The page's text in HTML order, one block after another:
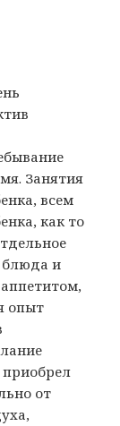
Занятия
всем
как то
блюда и
опыт
приобрел
от